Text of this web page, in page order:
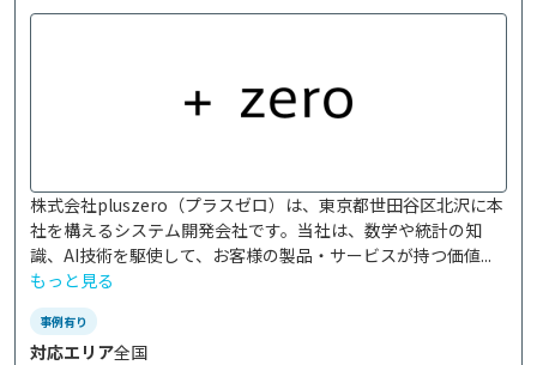
株式会社pluszero（プラスゼロ）は、東京都世田谷区北沢に本
社を構えるシステム開発会社です。当社は、数学や統計の知
識、AI技術を駆使して、お客様の製品・サービスが持つ価値...
もっと見る
事例有り
対応エリア全国